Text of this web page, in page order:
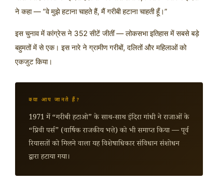
ने कहा — “वे मुझे हटाना चाहते हैं, मैं गरीबी हटाना चाहती हूँ।”
इस चुनाव में कांग्रेस ने 352 सीटें जीतीं — लोकसभा इतिहास में सबसे बड़े
बहुमतों में से एक। इस नारे ने ग्रामीण गरीबों, दलितों और महिलाओं को
एकजुट किया।
क्या आप जानते हैं?
1971 में “गरीबी हटाओ” के साथ-साथ इंदिरा गांधी ने राजाओं के
“प्रिवी पर्स” (वार्षिक राजकीय भत्ते) को भी समाप्त किया — पूर्व
रियासतों को मिलने वाला यह विशेषाधिकार संविधान संशोधन
द्वारा हटाया गया।